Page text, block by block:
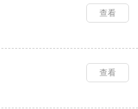
查看
查看